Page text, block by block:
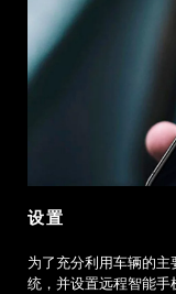
设置
为了充分利用车辆的
统，并设置远程智能手